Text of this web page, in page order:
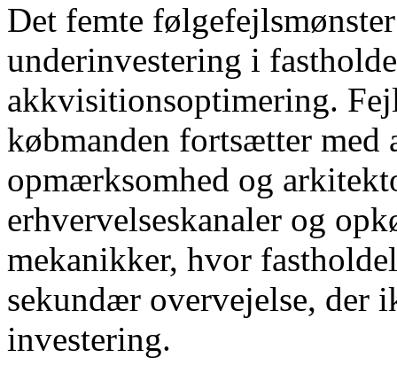
Det femte
underinvestering i
akkvisitionsoptimering.
købmanden fortsætter med
opmærksomhed og
erhvervelseskanaler og
mekanikker, hvor
sekundær overvejelse, der
investering.